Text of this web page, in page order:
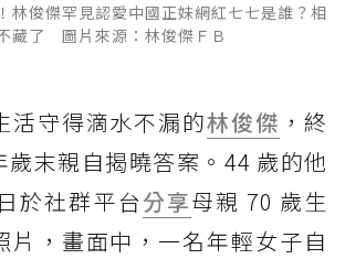
林俊傑罕見認愛中國正妹網紅七七是誰？相
藏了 圖片來源：林俊傑ＦＢ
活守得滴水不漏的林俊傑 ，終
歲末親自揭曉答案。44 歲的他
於社群平台分享母親 70 歲生
片，畫面中，一名年輕女子自